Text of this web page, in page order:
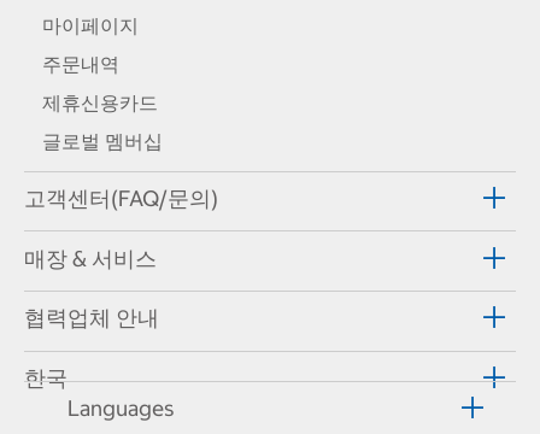
마이페이지
주문내역
제휴신용카드
글로벌 멤버십
고객센터(FAQ/문의)
매장 & 서비스
협력업체 안내
한국
Languages